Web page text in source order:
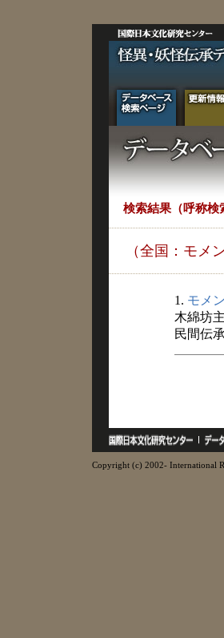
検索結果（呼称検
（全国：モメ
1. モメ
木綿坊主
民間伝
Copyright (c) 2002- International